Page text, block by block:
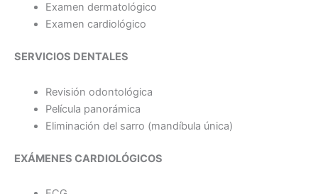
Examen dermatológico
Examen cardiológico
SERVICIOS DENTALES
Revisión odontológica
Película panorámica
Eliminación del sarro (mandíbula única)
EXÁMENES CARDIOLÓGICOS